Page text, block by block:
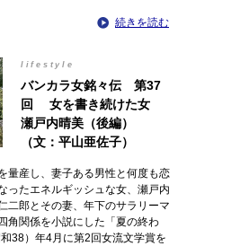
続きを読む
lifestyle
バンカラ女銘々伝 第37
回 女を書き続けた女
瀬戸内晴美（後編）
（文：平山亜佐子）
量産し、妻子ある男性と何度も恋
ったエネルギッシュな女、瀬戸内
二郎とその妻、年下のサラリーマ
角関係を小説にした「夏の終わ
38）年4月に第2回女流文学賞を